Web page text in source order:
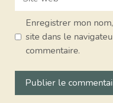
Enregistrer mon
site dans le
commentaire.